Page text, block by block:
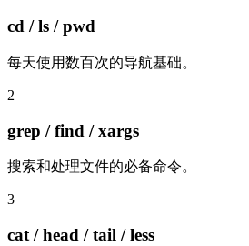
cd / ls / pwd
每天使用数百次的导航基础。
2
grep / find / xargs
搜索和处理文件的必备命令。
3
cat / head / tail / less